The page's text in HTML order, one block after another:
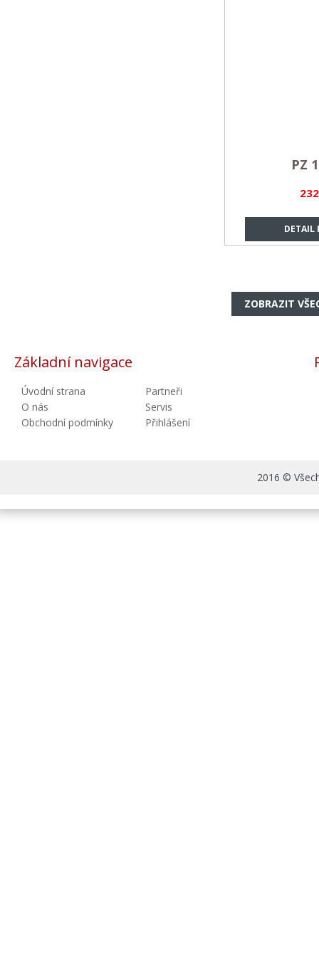
DETAIL
PZ
ZOBRAZIT
Základní navigace
Úvodní strana
O nás
Obchodní podmínky
Partneři
Servis
Přihlášení
2016 ©